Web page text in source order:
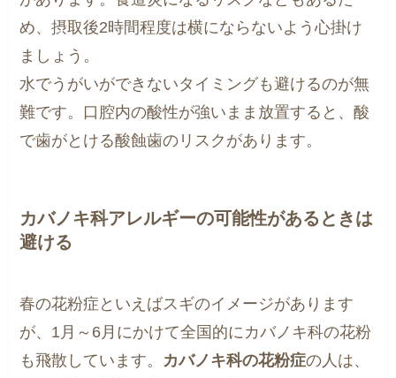
め、摂取後2時間程度は横にならないよう心掛け
ましょう。
水でうがいができないタイミングも避けるのが無
難です。口腔内の酸性が強いまま放置すると、酸
で歯がとける酸蝕歯のリスクがあります。
カバノキ科アレルギーの可能性があるときは
避ける
春の花粉症といえばスギのイメージがあります
が、1月～6月にかけて全国的にカバノキ科の花粉
も飛散しています。 カバノキ科の花粉症の人は、